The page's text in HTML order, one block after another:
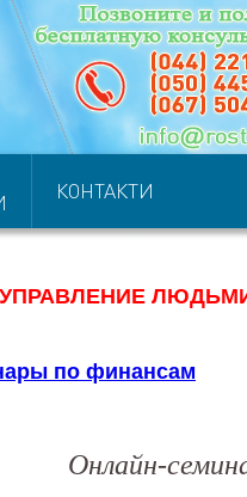
КОНТАКТИ
по финансам
Онлайн-